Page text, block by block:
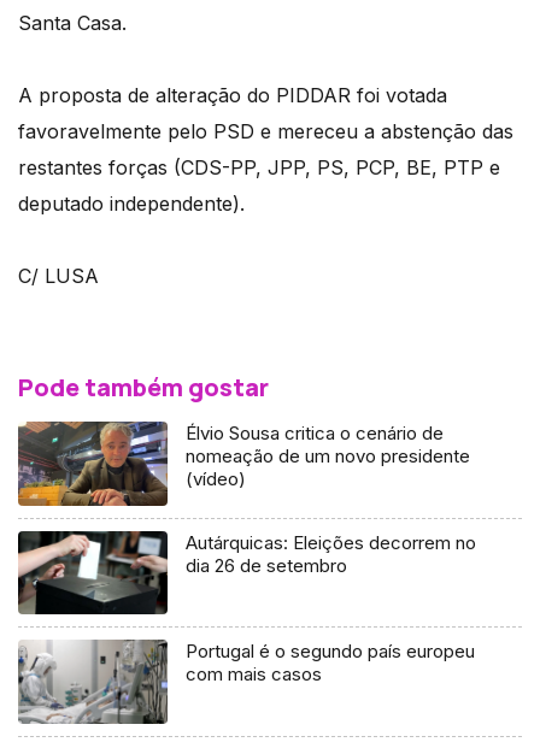
Santa Casa.
A proposta de alteração do PIDDAR foi votada
favoravelmente pelo PSD e mereceu a abstenção das
restantes forças (CDS-PP, JPP, PS, PCP, BE, PTP e
deputado independente).
C/ LUSA
Pode também gostar
Élvio Sousa critica o cenário de
nomeação de um novo presidente
(vídeo)
Autárquicas: Eleições decorrem no
dia 26 de setembro
Portugal é o segundo país europeu
com mais casos